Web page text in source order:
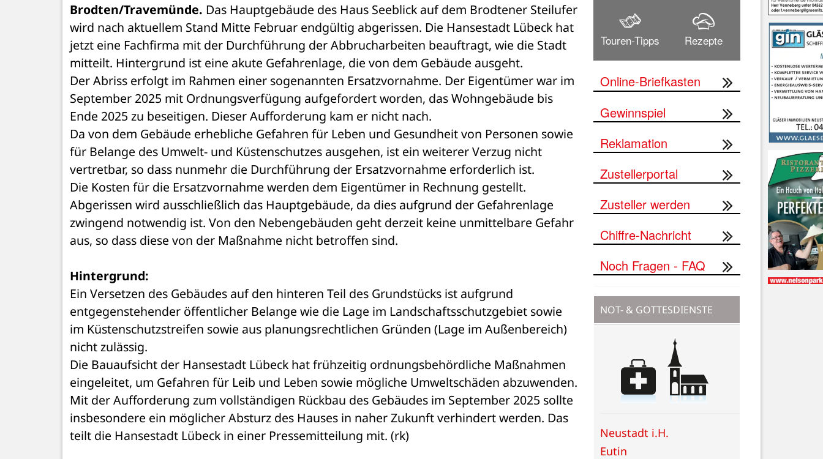
Brodten/Travemünde. Das Hauptgebäude des Haus Seeblick auf dem Brodtener Steilufer
wird nach aktuellem Stand Mitte Februar endgültig abgerissen. Die Hansestadt Lübeck hat
jetzt eine Fachfirma mit der Durchführung der Abbrucharbeiten beauftragt, wie die Stadt
mitteilt. Hintergrund ist eine akute Gefahrenlage, die von dem Gebäude ausgeht.
Der Abriss erfolgt im Rahmen einer sogenannten Ersatzvornahme. Der Eigentümer war im
September 2025 mit Ordnungsverfügung aufgefordert worden, das Wohngebäude bis
Ende 2025 zu beseitigen. Dieser Aufforderung kam er nicht nach.
Da von dem Gebäude erhebliche Gefahren für Leben und Gesundheit von Personen sowie
für Belange des Umwelt- und Küstenschutzes ausgehen, ist ein weiterer Verzug nicht
vertretbar, so dass nunmehr die Durchführung der Ersatzvornahme erforderlich ist.
Die Kosten für die Ersatzvornahme werden dem Eigentümer in Rechnung gestellt.
Abgerissen wird ausschließlich das Hauptgebäude, da dies aufgrund der Gefahrenlage
zwingend notwendig ist. Von den Nebengebäuden geht derzeit keine unmittelbare Gefahr
aus, so dass diese von der Maßnahme nicht betroffen sind.
Hintergrund:
Ein Versetzen des Gebäudes auf den hinteren Teil des Grundstücks ist aufgrund
entgegenstehender öffentlicher Belange wie die Lage im Landschaftsschutzgebiet sowie
im Küstenschutzstreifen sowie aus planungsrechtlichen Gründen (Lage im Außenbereich)
nicht zulässig.
Die Bauaufsicht der Hansestadt Lübeck hat frühzeitig ordnungsbehördliche Maßnahmen
eingeleitet, um Gefahren für Leib und Leben sowie mögliche Umweltschäden abzuwenden.
Mit der Aufforderung zum vollständigen Rückbau des Gebäudes im September 2025 sollte
insbesondere ein möglicher Absturz des Hauses in naher Zukunft verhindert werden. Das
teilt die Hansestadt Lübeck in einer Pressemitteilung mit. (rk)
Touren-Tipps Rezepte
Online-Briefkasten
Gewinnspiel
Reklamation
Zustellerportal
Zusteller werden
Chiffre-Nachricht
Noch Fragen - FAQ
NOT- & GOTTESDIENSTE
Neustadt i.H.
Eutin